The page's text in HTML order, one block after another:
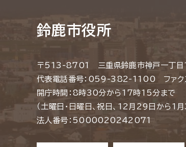
鈴鹿市役所
〒513-8701 三重県鈴鹿市神戸一丁
代表電話番号：059-382-1100 ファ
開庁時間：8時30分から17時15分まで
（土曜日・日曜日、祝日、12月29日から1月
法人番号：5000020242071